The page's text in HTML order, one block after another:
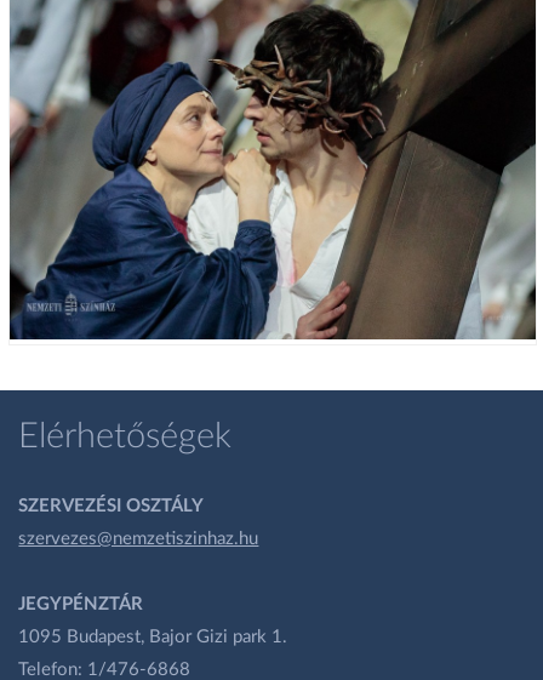
Elérhetőségek
SZERVEZÉSI OSZTÁLY
szervezes@nemzetiszinhaz.hu
JEGYPÉNZTÁR
1095 Budapest, Bajor Gizi park 1.
Telefon: 1/476-6868